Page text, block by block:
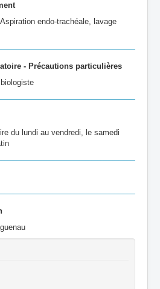
endo-trachéale, lavage
- Précautions particulières
du lundi au vendredi, le samedi